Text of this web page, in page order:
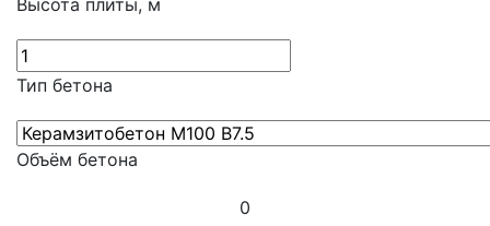
Высота плиты, м
Тип бетона
Объём бетона
0